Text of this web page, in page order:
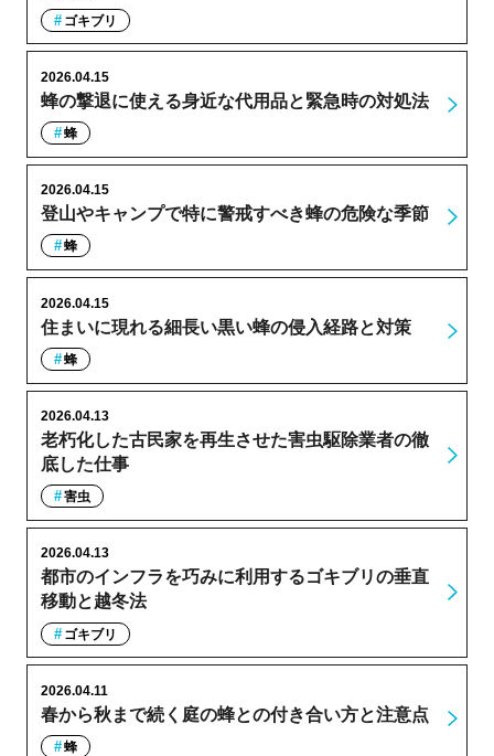
ゴキブリ
蜂の撃退に使える身近な代用品と緊急時の対処法
2026.04.15
蜂
登山やキャンプで特に警戒すべき蜂の危険な季節
2026.04.15
蜂
住まいに現れる細長い黒い蜂の侵入経路と対策
2026.04.15
蜂
老朽化した古民家を再生させた害虫駆除業者の徹
底した仕事
2026.04.13
害虫
都市のインフラを巧みに利用するゴキブリの垂直
移動と越冬法
2026.04.13
ゴキブリ
春から秋まで続く庭の蜂との付き合い方と注意点
2026.04.11
蜂